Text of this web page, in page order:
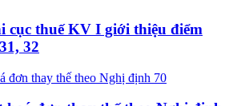
cục thuế KV I giới thiệu điểm
32